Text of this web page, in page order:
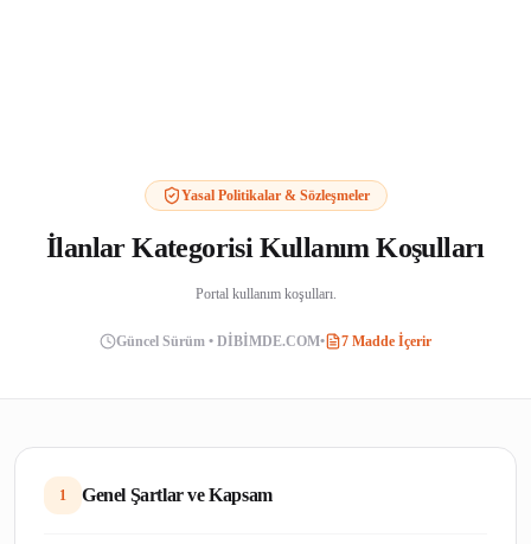
Yasal Politikalar & Sözleşmeler
İlanlar Kategorisi Kullanım Koşulları
Portal kullanım koşulları.
Güncel Sürüm • DİBİMDE.COM• 7 Madde İçerir
1 Genel Şartlar ve Kapsam